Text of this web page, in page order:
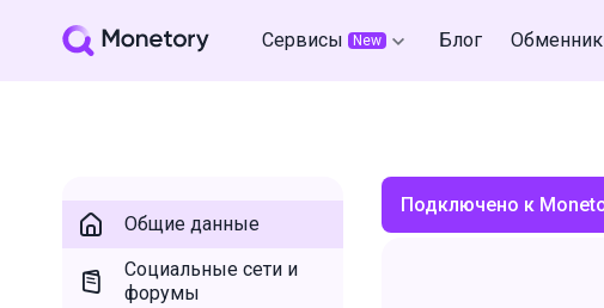
Сервисы New Блог
Общие данные
Социальные сети и
форумы
Подключено к